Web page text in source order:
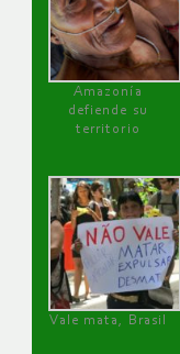
Amazonía
defiende su
territorio
Vale mata, Brasil